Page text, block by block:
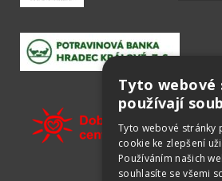
Tyto webové
používají
Tyto webové stránky
cookie ke zlepšení
Používáním našich
souhlasíte se všemi